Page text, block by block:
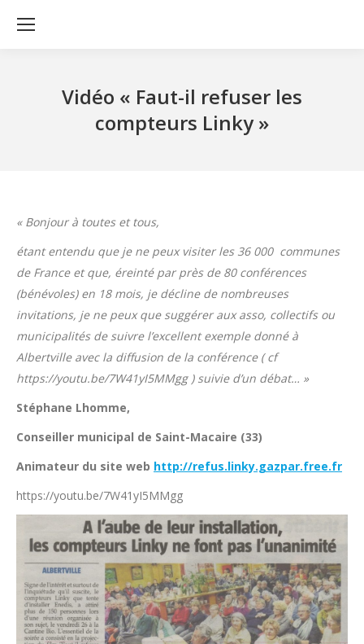
Vidéo « Faut-il refuser les
compteurs Linky »
« Bonjour à toutes et tous,
étant entendu que je ne peux visiter les 36 000 communes
de France et que, éreinté par près de 80 conférences
(bénévoles) en 18 mois, je décline de nombreuses
invitations, je ne peux que suggérer aux asso, collectifs ou
municipalités de suivre l’excellent exemple donné à
Albertville avec la diffusion de la conférence ( cf
https://youtu.be/7W41yI5MMgg ) suivie d’un débat… »
Stéphane Lhomme,
Conseiller municipal de Saint-Macaire (33)
Animateur du site web http://refus.linky.gazpar.free.fr
https://youtu.be/7W41yI5MMgg